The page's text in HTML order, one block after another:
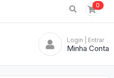
0
Login | Entrar
Minha Conta